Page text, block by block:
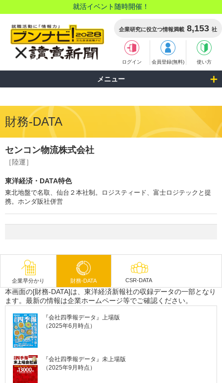
就活イベント随時開催！
企業研究に役立つ情報満載 8,153 社
ログイン 会員登録(無料) 使い方
メニュー
財務-DATA
センコン物流株式会社
［陸運］
東洋経済・DATA特色
東北地盤で名取、仙台２本社制。ロジスティード、富士ロジテックと提
携。ホンダ販社併営
企業早分かり 財務-DATA CSR-DATA
本画面の[財務-DATA]は、東洋経済新報社の収録データの一部となり
ます。最新の情報は企業ホームページ等でご確認ください。
『会社四季報データ』上場版
（2025年6月時点）
『会社四季報データ』未上場版
（2025年9月時点）